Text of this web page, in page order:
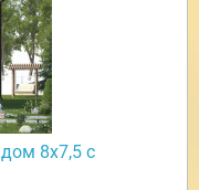
8х7,5 с